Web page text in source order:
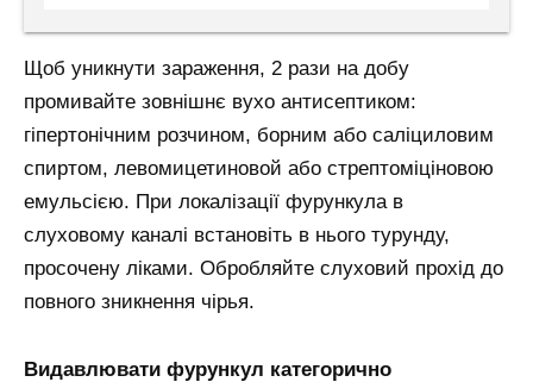
Щоб уникнути зараження, 2 рази на добу
промивайте зовнішнє вухо антисептиком:
гіпертонічним розчином, борним або саліциловим
спиртом, левомицетиновой або стрептоміціновою
емульсією. При локалізації фурункула в
слуховому каналі встановіть в нього турунду,
просочену ліками. Обробляйте слуховий прохід до
повного зникнення чірья.
Видавлювати фурункул категорично